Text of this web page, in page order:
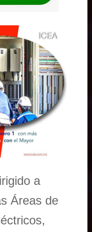
a
Áreas de